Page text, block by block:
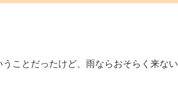
ことだったけど、雨ならおそらく来ない